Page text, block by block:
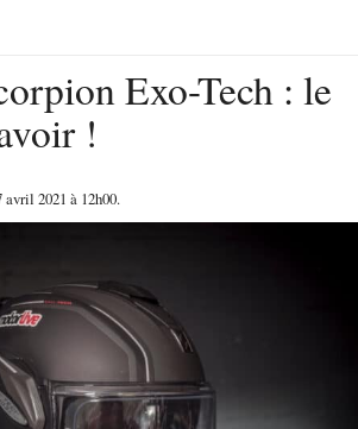
Exo-Tech : le
!
avril 2021 à 12h00.